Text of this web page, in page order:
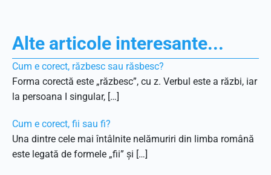
Alte articole interesante...
Cum e corect, răzbesc sau răsbesc?
Forma corectă este „răzbesc”, cu z. Verbul este a răzbi, iar
la persoana I singular, […]
Cum e corect, fii sau fi?
Una dintre cele mai întâlnite nelămuriri din limba română
este legată de formele „fii” și […]